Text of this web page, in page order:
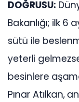
DOĞRUSU:
Bakanlığı; ilk
sütü ile
yeterli
besinlere
Pınar Atılkan,